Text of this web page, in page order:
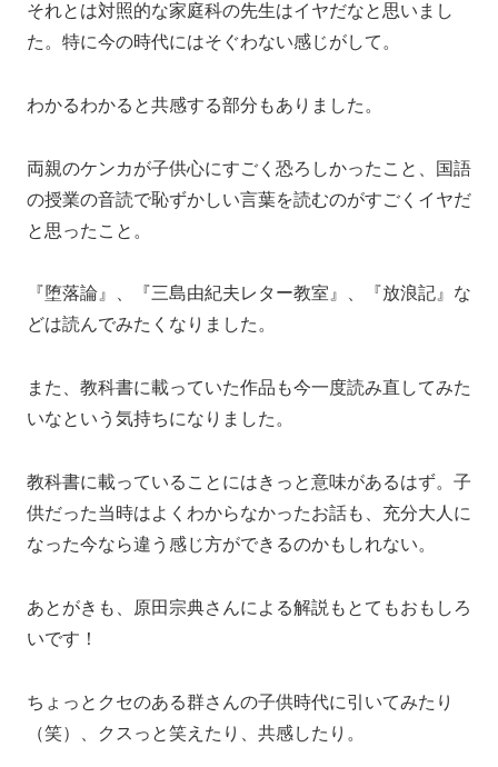
それとは対照的な家庭科の先生はイヤだなと思いまし
た。特に今の時代にはそぐわない感じがして。
わかるわかると共感する部分もありました。
両親のケンカが子供心にすごく恐ろしかったこと、国語
の授業の音読で恥ずかしい言葉を読むのがすごくイヤだ
と思ったこと。
『堕落論』、『三島由紀夫レター教室』、『放浪記』な
どは読んでみたくなりました。
また、教科書に載っていた作品も今一度読み直してみた
いなという気持ちになりました。
教科書に載っていることにはきっと意味があるはず。子
供だった当時はよくわからなかったお話も、充分大人に
なった今なら違う感じ方ができるのかもしれない。
あとがきも、原田宗典さんによる解説もとてもおもしろ
いです！
ちょっとクセのある群さんの子供時代に引いてみたり
（笑）、クスっと笑えたり、共感したり。